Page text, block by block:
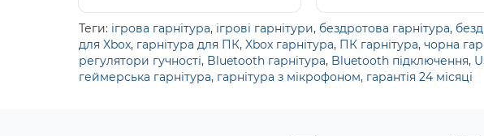
Теги: ігрова гарнітура, ігрові гарнітури, бездротова гарнітура,
для Xbox, гарнітура для ПК, Xbox гарнітура, ПК гарнітура, чорна
регулятори гучності, Bluetooth гарнітура, Bluetooth підключення,
геймерська гарнітура, гарнітура з мікрофоном, гарантія 24 місяці